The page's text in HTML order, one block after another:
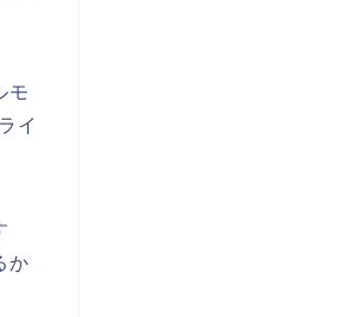
モ
イ
か